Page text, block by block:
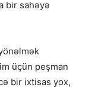
bir sahəyə
üçün peşman
bir ixtisas yox,